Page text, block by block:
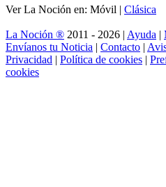
Ver La Noción en: Móvil | Clásica
La Noción ® 2011 - 2026 | Ayuda |
Envíanos tu Noticia | Contacto |
Privacidad | Política de cookies |
cookies